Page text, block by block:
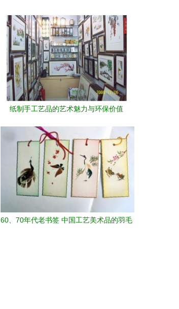
纸制手工艺品的艺术魅力与环保价值
60、70年代老书签 中国工艺美术品的羽毛